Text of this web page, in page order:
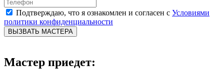
Подтверждаю, что я ознакомлен и согласен с Условиями
политики конфиденциальности
ВЫЗВАТЬ МАСТЕРА
Мастер приедет: